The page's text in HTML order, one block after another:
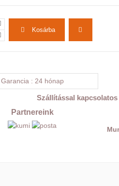
Kosárba
Garancia 24 hónap
Szállítással
Partnereink